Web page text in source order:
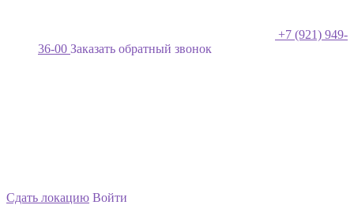
+7 (921) 949-
36-00 Заказать обратный звонок
Сдать локацию Войти